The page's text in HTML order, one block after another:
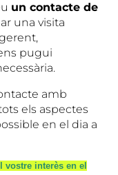
un contacte de
una visita
pugui
amb
els aspectes
en el dia a
vostre interès en el